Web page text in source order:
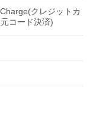
クレジットカ